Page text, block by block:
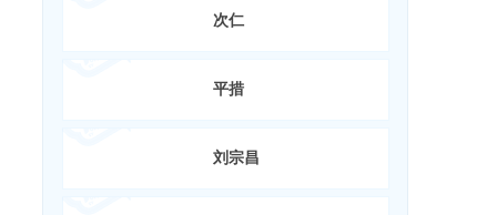
次仁
平措
刘宗昌